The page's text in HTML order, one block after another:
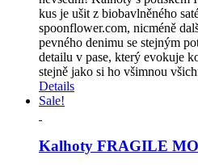
100 Kč. 800 Kč.
kus je ušit z biobavlněného
spoonflower.com, nicméně
pevného denimu se stejným
detailu v pase, který evokuje
stejně jako si ho všimnou
Details
Sale!
Kalhoty FRAGILE